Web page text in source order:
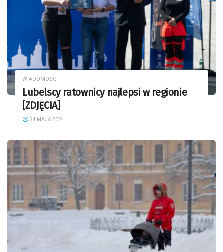
WIADOMOŚCI
Lubelscy ratownicy najlepsi w regionie
[ZDJĘCIA]
24 MAJA 2024